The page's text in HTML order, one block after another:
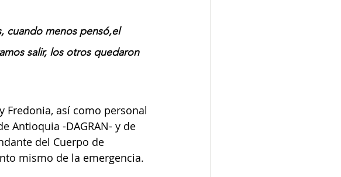
cuando menos pensó,el
salir, los otros quedaron
Fredonia, así como personal
Antioquia -DAGRAN- y de
del Cuerpo de
mismo de la emergencia.